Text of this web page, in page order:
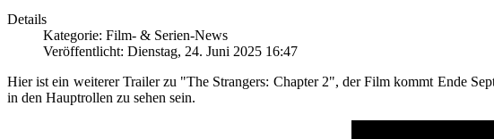
Details
Kategorie: Film- & Serien-News
Veröffentlicht: Dienstag, 24. Juni 2025 16:47
Hier ist ein weiterer Trailer zu "The Strangers: Chapter 2", der Film kommt Ende
in den Hauptrollen zu sehen sein.